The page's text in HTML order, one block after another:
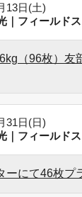
13日(土)
｜フィールド
（96枚）友
31日(日)
｜フィールド
ーにて46枚プ